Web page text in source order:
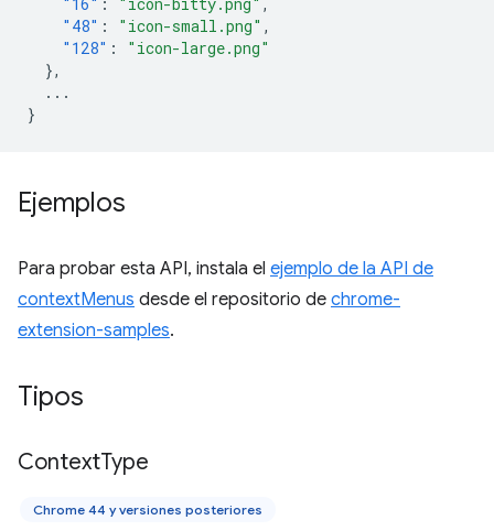
"48" : "icon-small.png" ,
"128" :
"icon-large.png"
},
...
}
Ejemplos
Para probar esta API, instala el ejemplo de la API de
contextMenus desde el repositorio de chrome-
extension-samples.
Tipos
ContextType
Chrome 44 y versiones posteriores